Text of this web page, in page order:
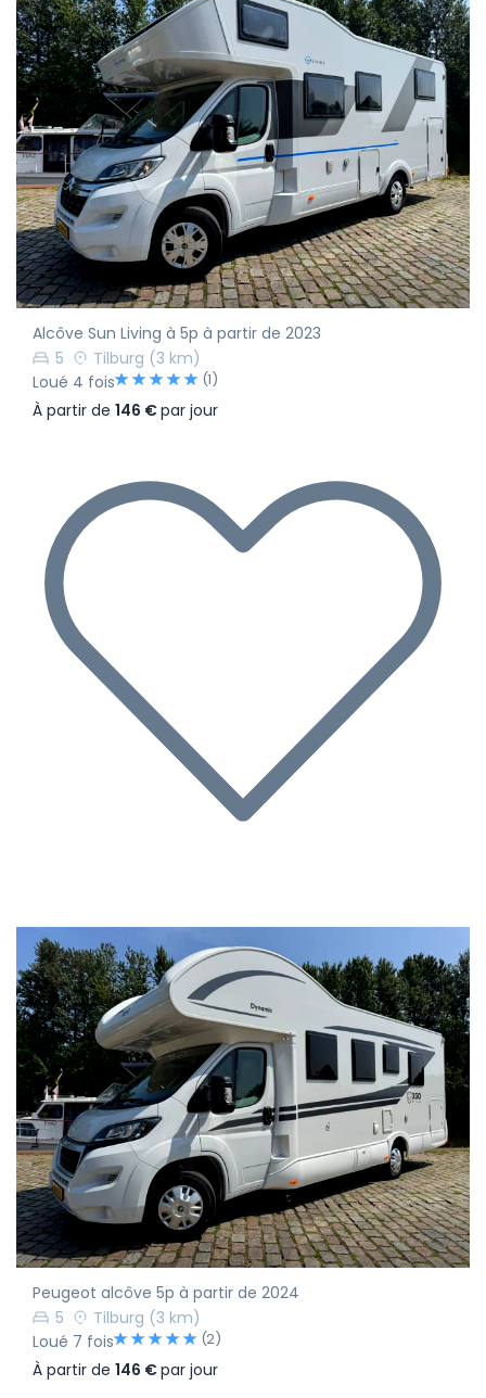
Alcôve Sun Living à 5p à partir de 2023
5
Tilburg (3 km)
Loué 4 fois
(1)
À partir de 146 €par jour
Peugeot alcôve 5p à partir de 2024
5
Tilburg (3 km)
Loué 7 fois
(2)
À partir de 146 €par jour